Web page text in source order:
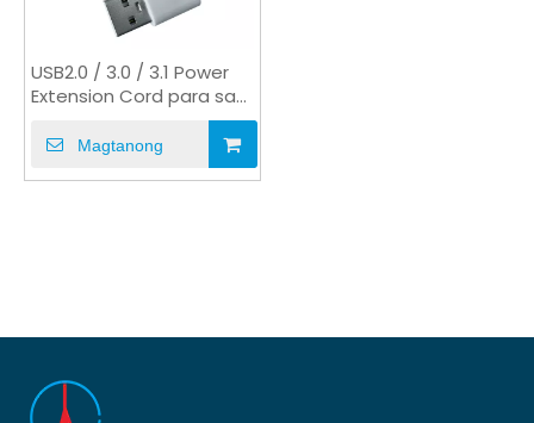
USB2.0 / 3.0 / 3.1 Power
Extension Cord para sa
Magtanong